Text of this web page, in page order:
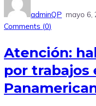
adminQP mayo 6,
Comments (0)
Atención:
por trabajos